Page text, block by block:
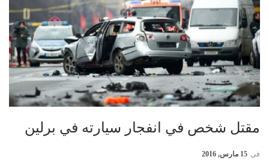
مقتل شخص في انفجار سيارته في برلين
في 15 مارس, 2016